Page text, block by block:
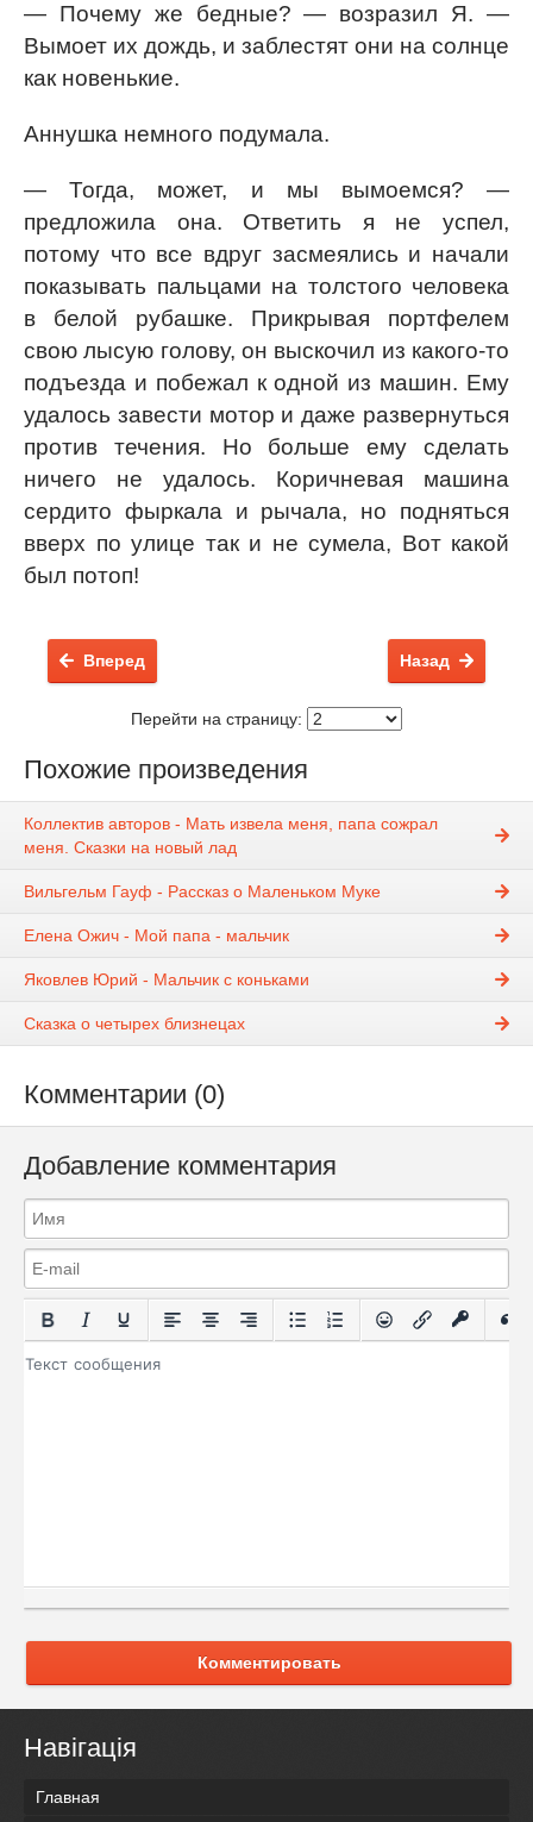
— Почему же бедные? — возразил Я. —
Вымоет их дождь, и заблестят они на солнце
как новенькие.
Аннушка немного подумала.
— Тогда, может, и мы вымоемся? —
предложила она. Ответить я не успел,
потому что все вдруг засмеялись и начали
показывать пальцами на толстого человека
в белой рубашке. Прикрывая портфелем
свою лысую голову, он выскочил из какого-то
подъезда и побежал к одной из машин. Ему
удалось завести мотор и даже развернуться
против течения. Но больше ему сделать
ничего не удалось. Коричневая машина
сердито фыркала и рычала, но подняться
вверх по улице так и не сумела, Вот какой
был потоп!
Назад
Вперед
Перейти на страницу:
Похожие произведения
Коллектив авторов - Мать извела меня, папа сожрал
меня. Сказки на новый лад
Вильгельм Гауф - Рассказ о Маленьком Муке
Елена Ожич - Мой папа - мальчик
Яковлев Юрий - Мальчик с коньками
Сказка о четырех близнецах
Комментарии (0)
Добавление комментария
Комментировать
Навігація
Главная